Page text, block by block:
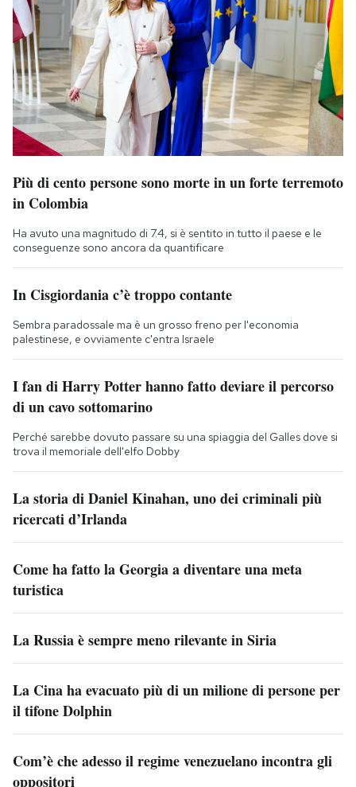
Più di cento persone sono morte in un forte terremoto
in Colombia
Ha avuto una magnitudo di 7.4, si è sentito in tutto il paese e le
conseguenze sono ancora da quantificare
In Cisgiordania c’è troppo contante
Sembra paradossale ma è un grosso freno per l'economia
palestinese, e ovviamente c'entra Israele
I fan di Harry Potter hanno fatto deviare il percorso
di un cavo sottomarino
Perché sarebbe dovuto passare su una spiaggia del Galles dove si
trova il memoriale dell'elfo Dobby
La storia di Daniel Kinahan, uno dei criminali più
ricercati d’Irlanda
Come ha fatto la Georgia a diventare una meta
turistica
La Russia è sempre meno rilevante in Siria
La Cina ha evacuato più di un milione di persone per
il tifone Dolphin
Com’è che adesso il regime venezuelano incontra gli
oppositori